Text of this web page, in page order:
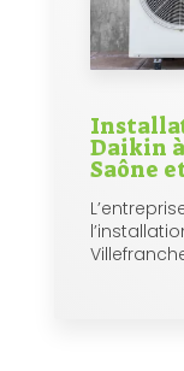
Daikin
Saône